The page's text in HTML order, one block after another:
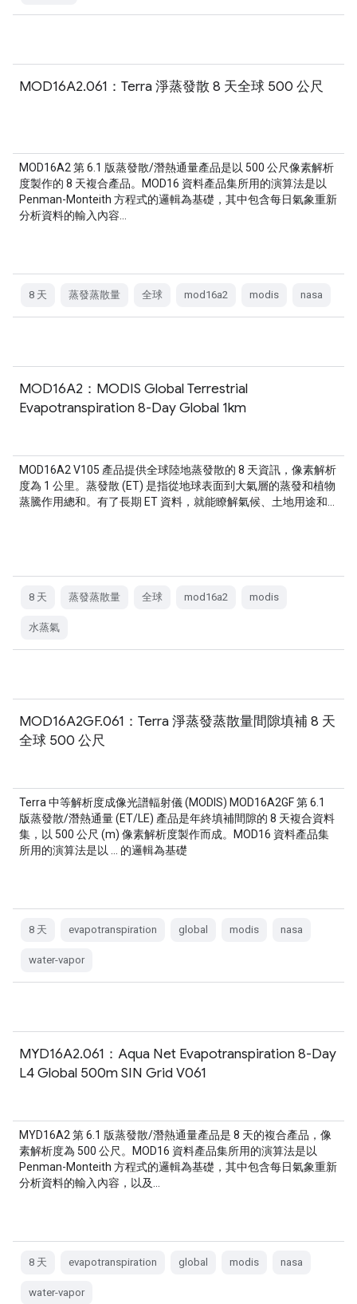
MOD16A2.061：Terra 淨蒸發散 8 天全球 500 公尺
MOD16A2 第 6.1 版蒸發散/潛熱通量產品是以 500 公尺像素解析
度製作的 8 天複合產品。MOD16 資料產品集所用的演算法是以
Penman-Monteith 方程式的邏輯為基礎，其中包含每日氣象重新
分析資料的輸入內容…
8 天 蒸發蒸散量 全球 mod16a2 modis nasa
MOD16A2：MODIS Global Terrestrial
Evapotranspiration 8-Day Global 1km
MOD16A2 V105 產品提供全球陸地蒸發散的 8 天資訊，像素解析
度為 1 公里。蒸發散 (ET) 是指從地球表面到大氣層的蒸發和植物
蒸騰作用總和。有了長期 ET 資料，就能瞭解氣候、土地用途和…
8 天 蒸發蒸散量 全球 mod16a2 modis
水蒸氣
MOD16A2GF.061：Terra 淨蒸發蒸散量間隙填補 8 天
全球 500 公尺
Terra 中等解析度成像光譜輻射儀 (MODIS) MOD16A2GF 第 6.1
版蒸發散/潛熱通量 (ET/LE) 產品是年終填補間隙的 8 天複合資料
集，以 500 公尺 (m) 像素解析度製作而成。MOD16 資料產品集
所用的演算法是以 … 的邏輯為基礎
8 天 evapotranspiration global modis nasa
water-vapor
MYD16A2.061：Aqua Net Evapotranspiration 8-Day
L4 Global 500m SIN Grid V061
MYD16A2 第 6.1 版蒸發散/潛熱通量產品是 8 天的複合產品，像
素解析度為 500 公尺。MOD16 資料產品集所用的演算法是以
Penman-Monteith 方程式的邏輯為基礎，其中包含每日氣象重新
分析資料的輸入內容，以及…
8 天 evapotranspiration global modis nasa
water-vapor